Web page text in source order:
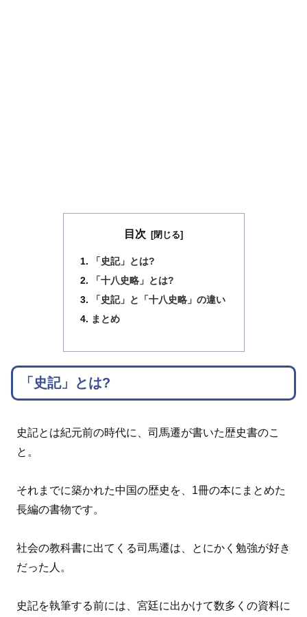
目次
「史記」とは?
「十八史略」とは?
「史記」と「十八史略」の違い
まとめ
「史記」とは?
史記とは紀元前の時代に、司馬遷が書いた歴史書のこ
と。
それまでに築かれた中国の歴史を、1冊の本にまとめた
長編の書物です。
社会の教科書に出てくる司馬遷は、とにかく勉強が好き
だった人。
史記を執筆する前には、宮廷に出かけて数多くの資料に